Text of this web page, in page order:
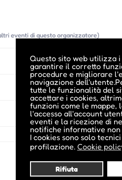
Questo sito web utilizza i
garantire il corretto
procedure e migliorare
navigazione
tutte le funzionalità del
accettare i cookies,
funzioni come le mappe,
l'accesso all'account
eventi e la ricezione di
notifiche informative non
I cookies sono solo
profilazione. Cookie
Rifiuta
eventi di questo organizzatore)